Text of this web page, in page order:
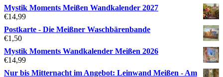
Mystik Moments Meißen Wandkalender 2027
€14,99
Postkarte - Die Meißner Waschbärenbande
€1,50
Mystik Moments Wandkalender Meißen 2026
€14,99
Nur bis Mitternacht im Angebot: Leinwand Meißen - Am